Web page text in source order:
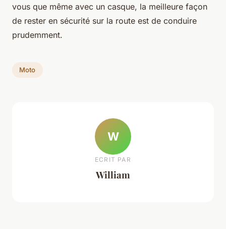
vous que même avec un casque, la meilleure façon
de rester en sécurité sur la route est de conduire
prudemment.
Moto
W
ECRIT PAR
William